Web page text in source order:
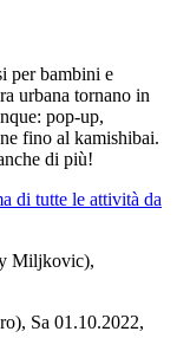
per bambini e
urbana tornano in
pop-up,
fino al kamishibai.
di più!
di tutte le attività da
Miljkovic),
), Sa 01.10.2022,